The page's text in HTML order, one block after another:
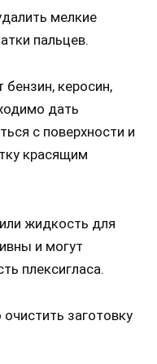
мелкие
пальцев.
бензин, керосин,
дать
с поверхности и
красящим
жидкость для
и могут
плексигласа.